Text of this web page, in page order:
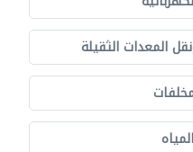
المعدات الثقيلة